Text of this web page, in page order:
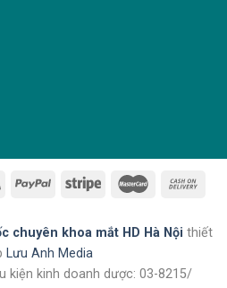
chuyên khoa mắt HD Hà Nội thiết
Lưu Anh Media
kiện kinh doanh dược: 03-8215/